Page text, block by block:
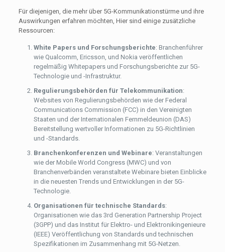
Für diejenigen, die mehr über 5G-Kommunikationstürme und ihre
Auswirkungen erfahren möchten, Hier sind einige zusätzliche
Ressourcen:
White Papers und Forschungsberichte: Branchenführer
wie Qualcomm, Ericsson, und Nokia veröffentlichen
regelmäßig Whitepapers und Forschungsberichte zur 5G-
Technologie und -Infrastruktur.
Regulierungsbehörden für Telekommunikation:
Websites von Regulierungsbehörden wie der Federal
Communications Commission (FCC) in den Vereinigten
Staaten und der Internationalen Fernmeldeunion (DAS)
Bereitstellung wertvoller Informationen zu 5G-Richtlinien
und -Standards.
Branchenkonferenzen und Webinare: Veranstaltungen
wie der Mobile World Congress (MWC) und von
Branchenverbänden veranstaltete Webinare bieten Einblicke
in die neuesten Trends und Entwicklungen in der 5G-
Technologie.
Organisationen für technische Standards:
Organisationen wie das 3rd Generation Partnership Project
(3GPP) und das Institut für Elektro- und Elektronikingenieure
(IEEE) Veröffentlichung von Standards und technischen
Spezifikationen im Zusammenhang mit 5G-Netzen.